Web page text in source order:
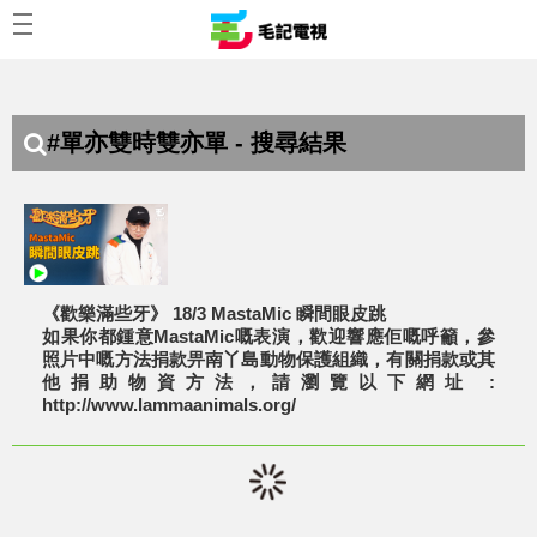
#單亦雙時雙亦單 - 搜尋結果
《歡樂滿些牙》 18/3 MastaMic 瞬間眼皮跳
如果你都鍾意MastaMic嘅表演，歡迎響應佢嘅呼籲，參
照片中嘅方法捐款畀南丫島動物保護組織，有關捐款或其
他捐助物資方法，請瀏覽以下網址 :
http://www.lammaanimals.org/